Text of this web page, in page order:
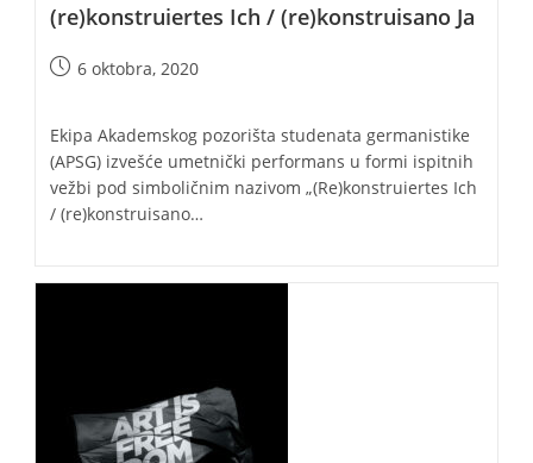
(re)konstruiertes Ich / (re)konstruisano Ja
Post6 oktobra, 2020
Ekipa Akademskog pozorišta studenata germanistike
(APSG) izvešće umetnički performans u formi ispitnih
vežbi pod simboličnim nazivom „(Re)konstruiertes Ich
/ (re)konstruisano…